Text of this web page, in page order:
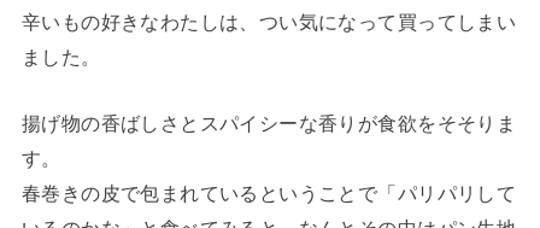
辛いもの好きなわたしは、つい気になって買ってしまい
ました。
揚げ物の香ばしさとスパイシーな香りが食欲をそそりま
す。
春巻きの皮で包まれているということで「パリパリして